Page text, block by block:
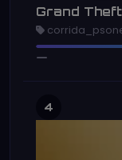
Grand
4